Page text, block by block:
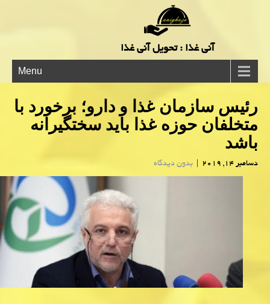
آنی غذا : تحویل آنی غذا
Menu
رئیس سازمان غذا و دارو؛ برخورد با
متخلفان حوزه غذا باید سختگیرانه
باشد
دسامبر 14, 2019 | بدون دیدگاه